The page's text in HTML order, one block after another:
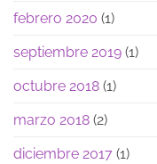
febrero 2020 (1)
septiembre 2019 (1)
octubre 2018 (1)
marzo 2018 (2)
diciembre 2017 (1)